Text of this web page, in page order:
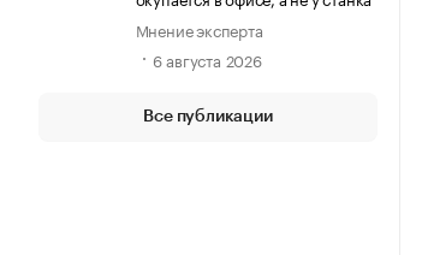
Мнение эксперта
6 августа 2026
Все публикации